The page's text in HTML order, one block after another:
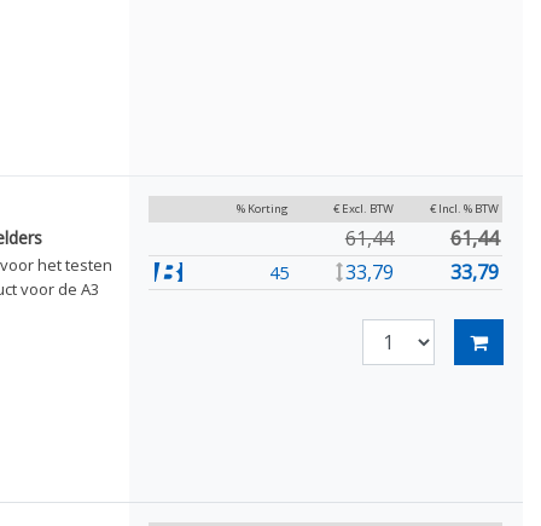
het testen
voor de A3
% Korting € Excl. BTW € Incl. % BTW
61,44 61,44
45 33,79 33,79